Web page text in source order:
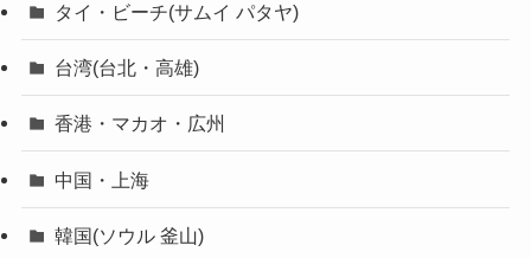
タイ・ビーチ(サムイ パタヤ)
台湾(台北・高雄)
香港・マカオ・広州
中国・上海
韓国(ソウル 釜山)